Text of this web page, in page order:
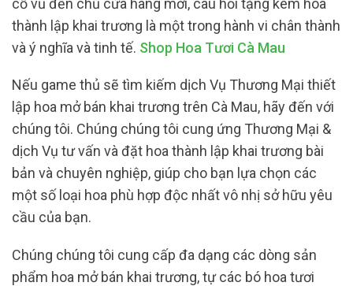
thành lập khai trương là một trong hành vi chân thành
và ý nghĩa và tinh tế. Shop Hoa Tươi Cà Mau
Nếu game thủ sẽ tìm kiếm dịch Vụ Thương Mại thiết
lập hoa mở bán khai trương trên Cà Mau, hãy đến với
chúng tôi. Chúng chúng tôi cung ứng Thương Mại &
dịch Vụ tư vấn và đặt hoa thành lập khai trương bài
bản và chuyên nghiệp, giúp cho bạn lựa chọn các
một số loại hoa phù hợp độc nhất vô nhị sở hữu yêu
cầu của bạn.
Chúng chúng tôi cung cấp đa dạng các dòng sản
phẩm hoa mở bán khai trương, tự các bó hoa tươi